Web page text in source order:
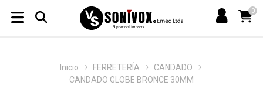
0
Inicio FERRETERÍA
CANDADO
CANDADO GLOBE BRONCE 30MM